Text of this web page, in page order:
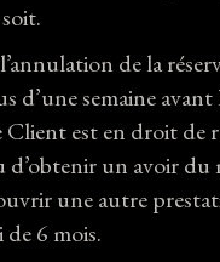
de la
d’une semaine avant
est en droit de
d’obtenir un avoir
une autre
6 mois.